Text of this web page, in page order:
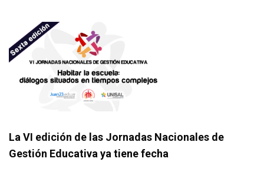
La VI edición de las Jornadas Nacionales de
Gestión Educativa ya tiene fecha